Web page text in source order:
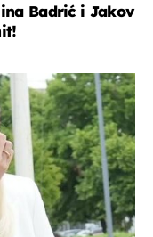
Badrić i Jakov